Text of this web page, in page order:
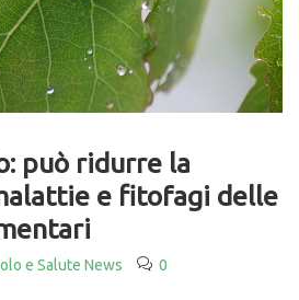
può ridurre la
e fitofagi delle
e Salute News 0